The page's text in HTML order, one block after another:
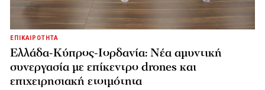
ΕΠΙΚΑΙΡΟΤΗΤΑ
Ελλάδα-Κύπρος-Ιορδανία: Νέα αμυντική
συνεργασία με επίκεντρο drones και
επιχειρησιακή ετοιμότητα